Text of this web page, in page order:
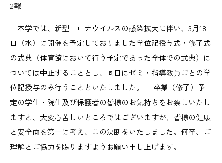
2報
本学では、新型コロナウイルスの感染拡大に伴い、3月18
日（水）に開催を予定しておりました学位記授与式・修了式
の式典（体育館において行う予定であった全体での式典）に
ついては中止することとし、同日にゼミ・指導教員ごとの学
位記授与のみ行うことといたしました。 卒業（修了）予
定の学生・院生及び保護者の皆様のお気持ちをお察しいたし
ますと、大変心苦しいところではございますが、皆様の健康
と安全面を第一に考え、この決断をいたしました。何卒、ご
理解とご協力を賜りますようお願い申し上げます。